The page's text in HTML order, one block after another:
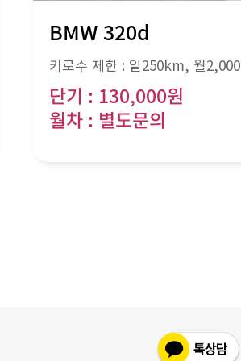
BMW 320d
키로수 제한 : 일250km, 월
단기 : 130,000원
월차 : 별도문의